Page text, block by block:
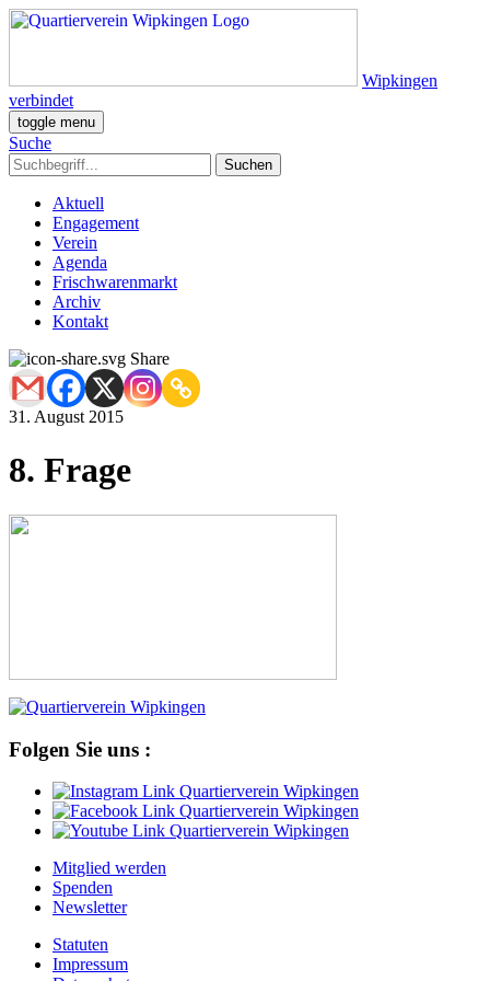
Wipkingen
verbindet
toggle menu
Suche
Aktuell
Engagement
Verein
Agenda
Frischwarenmarkt
Archiv
Kontakt
Share
31. August 2015
8. Frage
Folgen Sie uns :
Mitglied werden
Spenden
Newsletter
Statuten
Impressum